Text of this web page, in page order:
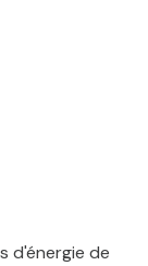
d'énergie de